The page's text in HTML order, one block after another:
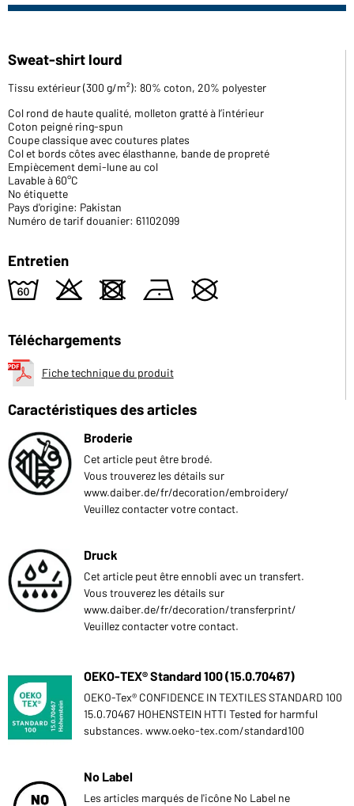
Sweat-shirt lourd
Tissu extérieur (300 g/m²): 80% coton, 20% polyester
Col rond de haute qualité, molleton gratté à l’intérieur
Coton peigné ring-spun
Coupe classique avec coutures plates
Col et bords côtes avec élasthanne, bande de propreté
Empiècement demi-lune au col
Lavable à 60°C
No étiquette
Pays d'origine: Pakistan
Numéro de tarif douanier: 61102099
Entretien
4 o d n U
Téléchargements
Fiche technique du produit
Caractéristiques des articles
Broderie
Cet article peut être brodé.
Vous trouverez les détails sur
www.daiber.de/fr/decoration/embroidery/
Veuillez contacter votre contact.
Druck
Cet article peut être ennobli avec un transfert.
Vous trouverez les détails sur
www.daiber.de/fr/decoration/transferprint/
Veuillez contacter votre contact.
OEKO-TEX® Standard 100 (15.0.70467)
OEKO-Tex® CONFIDENCE IN TEXTILES STANDARD 100
15.0.70467 HOHENSTEIN HTTI Tested for harmful
substances. www.oeko-tex.com/standard100
No Label
Les articles marqués de l'icône No Label ne